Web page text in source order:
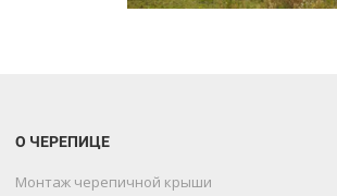
О ЧЕРЕПИЦЕ
Монтаж черепичной крыши